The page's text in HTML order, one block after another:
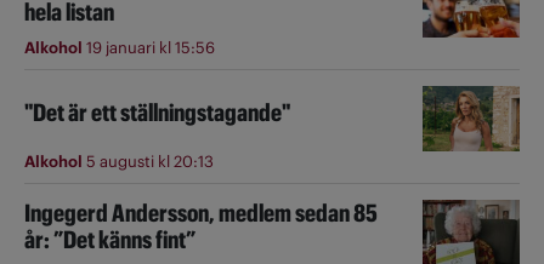
hela listan
Alkohol 19 januari kl 15:56
"Det är ett ställningstagande"
Alkohol 5 augusti kl 20:13
Ingegerd Andersson, medlem sedan 85
år: ”Det känns fint”